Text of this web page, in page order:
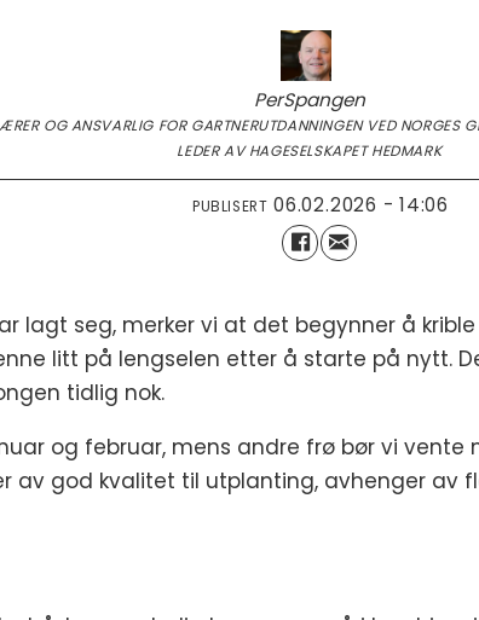
PerSpangen
OG ANSVARLIG FOR GARTNERUTDANNINGEN VED NORGES
LEDER AV HAGESELSKAPET HEDMARK
PUBLISERT 06.02.2026 - 14:06
lagt seg, merker vi at det begynner å
litt på lengselen etter å starte på nytt.
tidlig nok.
og februar, mens andre frø bør vi vente
av god kvalitet til utplanting, avhenger av